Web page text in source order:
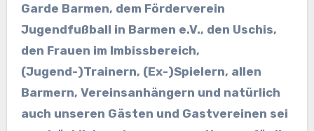
Garde Barmen, dem Förderverein
Jugendfußball in Barmen e.V., den Uschis,
den Frauen im Imbissbereich,
(Jugend-)Trainern, (Ex-)Spielern, allen
Barmern, Vereinsanhängern und natürlich
auch unseren Gästen und Gastvereinen sei